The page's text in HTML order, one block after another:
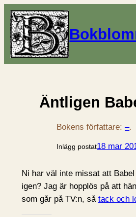
Äntligen
Bokens författare:–.
Inlägg postat18 mar
Ni har väl inte missat att
igen? Jag är hopplös på att
som går på TV:n, så tack och